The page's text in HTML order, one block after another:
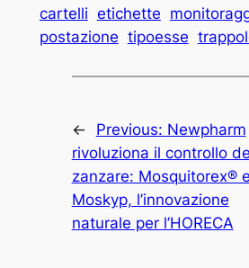
cartelli etichette
postazione tipoesse
← Previous: Newpharm
rivoluziona il controllo
zanzare: Mosquitorex® e
Moskyp, l’innovazione
naturale per l’HORECA